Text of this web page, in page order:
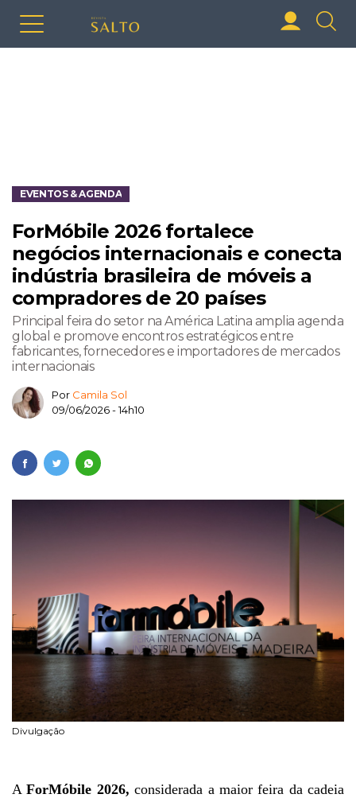
EVENTOS & AGENDA
ForMóbile 2026 fortalece
negócios internacionais e conecta
indústria brasileira de móveis a
compradores de 20 países
Principal feira do setor na América Latina amplia agenda
global e promove encontros estratégicos entre
fabricantes, fornecedores e importadores de mercados
internacionais
Por Camila Sol
09/06/2026 - 14h10
Divulgação
A ForMóbile 2026, considerada a maior feira da cadeia